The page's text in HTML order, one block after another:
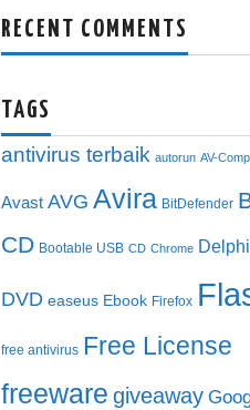
RECENT COMMENTS
TAGS
antivirus terbaik autorun AV-
Avast AVG Avira BitDefender
CD Bootable USB CD Chrome Delphi
DVD easeus Ebook Firefox
free antivirus Free License
freeware giveaway